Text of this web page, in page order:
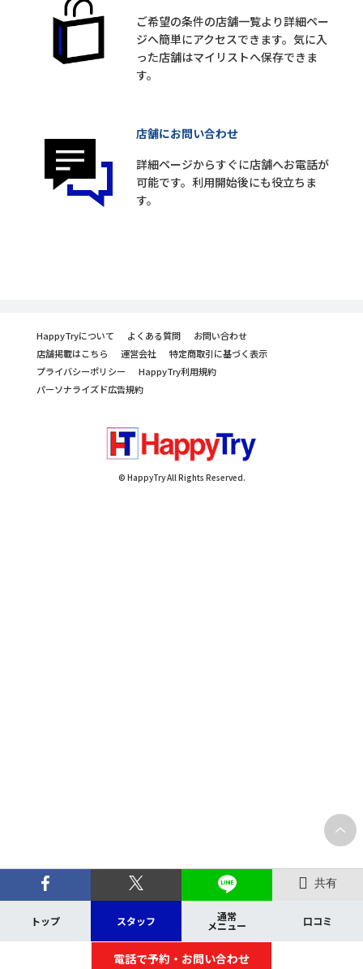
共有
トップ スタッフ 通常
メニュー 口コミ
電話で予約・お問い合わせ
ご希望の条件の店舗一覧より詳細ペー
ジへ簡単にアクセスできます。気に入
った店舗はマイリストへ保存できま
す。
店舗にお問い合わせ
詳細ページからすぐに店舗へお電話が
可能です。利用開始後にも役立ちま
す。
HappyTryについて よくある質問
お問い合わせ
店舗掲載はこちら
運営会社
特定商取引に基づく表示
プライバシーポリシー
HappyTry利用規約
パーソナライズド広告規約
© HappyTry All Rights Reserved.